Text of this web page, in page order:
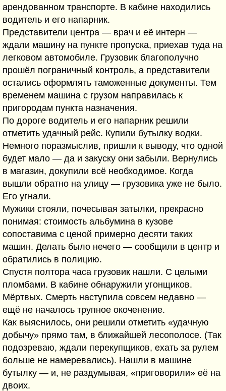
арендованном транспорте. В кабине находились
водитель и его напарник.
Представители центра — врач и её интерн —
ждали машину на пункте пропуска, приехав туда на
легковом автомобиле. Грузовик благополучно
прошёл пограничный контроль, а представители
остались оформлять таможенные документы. Тем
временем машина с грузом направилась к
пригородам пункта назначения.
По дороге водитель и его напарник решили
отметить удачный рейс. Купили бутылку водки.
Немного поразмыслив, пришли к выводу, что одной
будет мало — да и закуску они забыли. Вернулись
в магазин, докупили всё необходимое. Когда
вышли обратно на улицу — грузовика уже не было.
Его угнали.
Мужики стояли, почесывая затылки, прекрасно
понимая: стоимость альбумина в кузове
сопоставима с ценой примерно десяти таких
машин. Делать было нечего — сообщили в центр и
обратились в полицию.
Спустя полтора часа грузовик нашли. С целыми
пломбами. В кабине обнаружили угонщиков.
Мёртвыx. Смерть наступила совсем недавно —
ещё не началось трупное окоченение.
Как выяснилось, они решили отметить «удачную
добычу» прямо там, в ближайшей лесополосе. (Так
подозреваю, ждали перекупщиков, ехать за рулем
больше не намеревались). Нашли в машине
бутылку — и, не раздумывая, «приговорили» её на
двоих.